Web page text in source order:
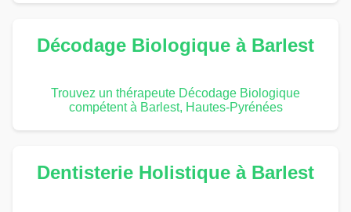
Décodage Biologique à Barlest
Trouvez un thérapeute Décodage Biologique
compétent à Barlest, Hautes-Pyrénées
Dentisterie Holistique à Barlest